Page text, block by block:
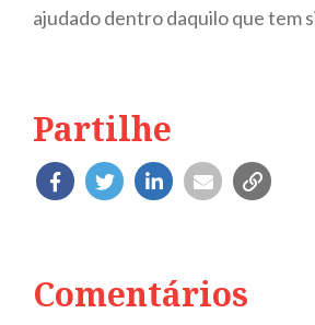
ajudado dentro daquilo que tem
Partilhe
Comentários